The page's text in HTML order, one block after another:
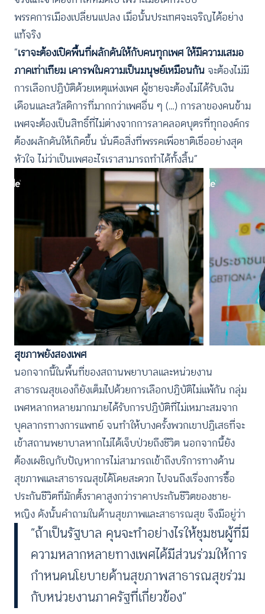
พรรคการเมืองเปลี่ยนแปลง เมื่อนั้นประเทศจะเจริญได้อย่าง
แท้จริง
“เราจะต้องเปิดพื้นที่ผลักดันให้กับคนทุกเพศ ให้มีความเสมอ
ภาคเท่าเทียม เคารพในความเป็นมนุษย์เหมือนกัน จะต้องไม่มี
การเลือกปฏิบัติด้วยเหตุแห่งเพศ ผู้ชายจะต้องไม่ได้รับเงิน
เดือนและสวัสดิการที่มากกว่าเพศอื่น ๆ (…) การลาของคนข้าม
เพศจะต้องเป็นสิทธิ์ที่ไม่ต่างจากการลาคลอดบุตรที่ทุกองค์กร
ต้องผลักดันให้เกิดขึ้น นั่นคือสิ่งที่พรรคเพื่อชาติเชื่ออย่างสุด
หัวใจ ไม่ว่าเป็นเพศอะไรเราสามารถทำได้ทั้งสิ้น”
สุขภาพยังสองเพศ
นอกจากนี้ในพื้นที่ของสถานพยาบาลและหน่วยงาน
สาธารณสุขเองก็ยังเต็มไปด้วยการเลือกปฏิบัติไม่แพ้กัน กลุ่ม
เพศหลากหลายมากมายได้รับการปฏิบัติที่ไม่เหมาะสมจาก
บุคลากรทางการแพทย์ จนทำให้บางครั้งพวกเขาปฏิเสธที่จะ
เข้าสถานพยาบาลหากไม่ได้เจ็บป่วยถึงชีวิต นอกจากนี้ยัง
ต้องเผชิญกับปัญหาการไม่สามารถเข้าถึงบริการทางด้าน
สุขภาพและสาธารณสุขได้โดยสะดวก ไปจนถึงเรื่องการซื้อ
ประกันชีวิตที่มักตั้งราคาสูงกว่าราคาประกันชีวิตของชาย-
หญิง ดังนั้นคำถามในด้านสุขภาพและสาธารณสุข จึงมีอยู่ว่า
“ถ้าเป็นรัฐบาล คุนจะทำอย่างไรให้ชุมชนผู้ที่มี
ความหลากหลายทางเพศได้มีส่วนร่วมให้การ
กำหนดนโยบายด้านสุขภาพสาธารณสุขร่วม
กับหน่วยงานภาครัฐที่เกี่ยวข้อง”